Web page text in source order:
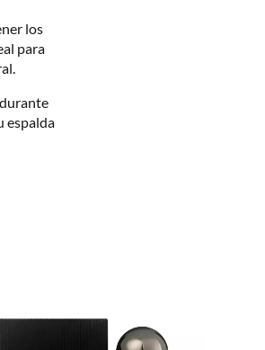
los
para
espalda